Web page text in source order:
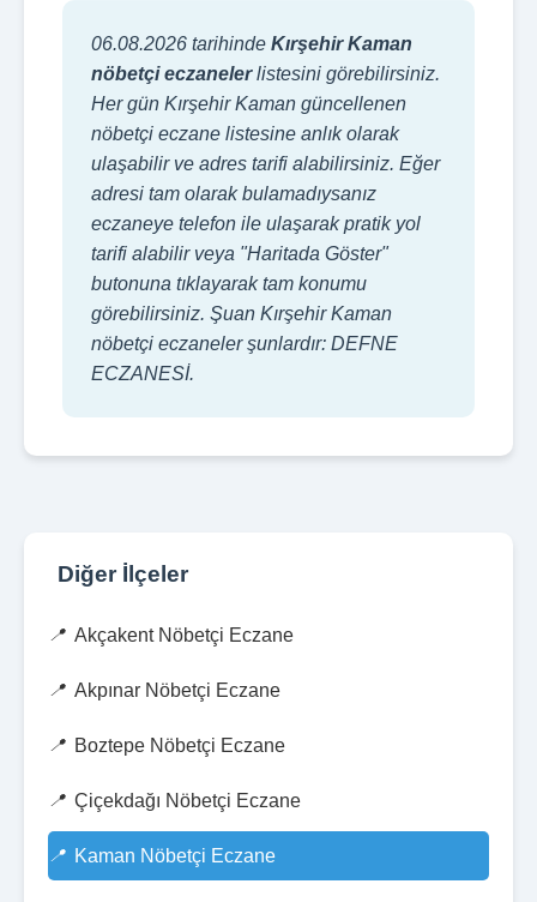
06.08.2026 tarihinde Kırşehir Kaman
nöbetçi eczanelerlistesini görebilirsiniz.
Her gün Kırşehir Kaman güncellenen
nöbetçi eczane listesine anlık olarak
ulaşabilir ve adres tarifi alabilirsiniz. Eğer
adresi tam olarak bulamadıysanız
eczaneye telefon ile ulaşarak pratik yol
tarifi alabilir veya "Haritada Göster"
butonuna tıklayarak tam konumu
görebilirsiniz. Şuan Kırşehir Kaman
nöbetçi eczaneler şunlardır: DEFNE
ECZANESİ.
Diğer İlçeler
Akçakent Nöbetçi Eczane
Akpınar Nöbetçi Eczane
Boztepe Nöbetçi Eczane
Çiçekdağı Nöbetçi Eczane
Kaman Nöbetçi Eczane